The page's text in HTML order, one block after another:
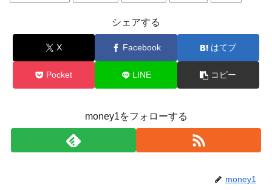
シェアする
X Facebook はてブ
Pocket LINE コピー
money1をフォローする
money1